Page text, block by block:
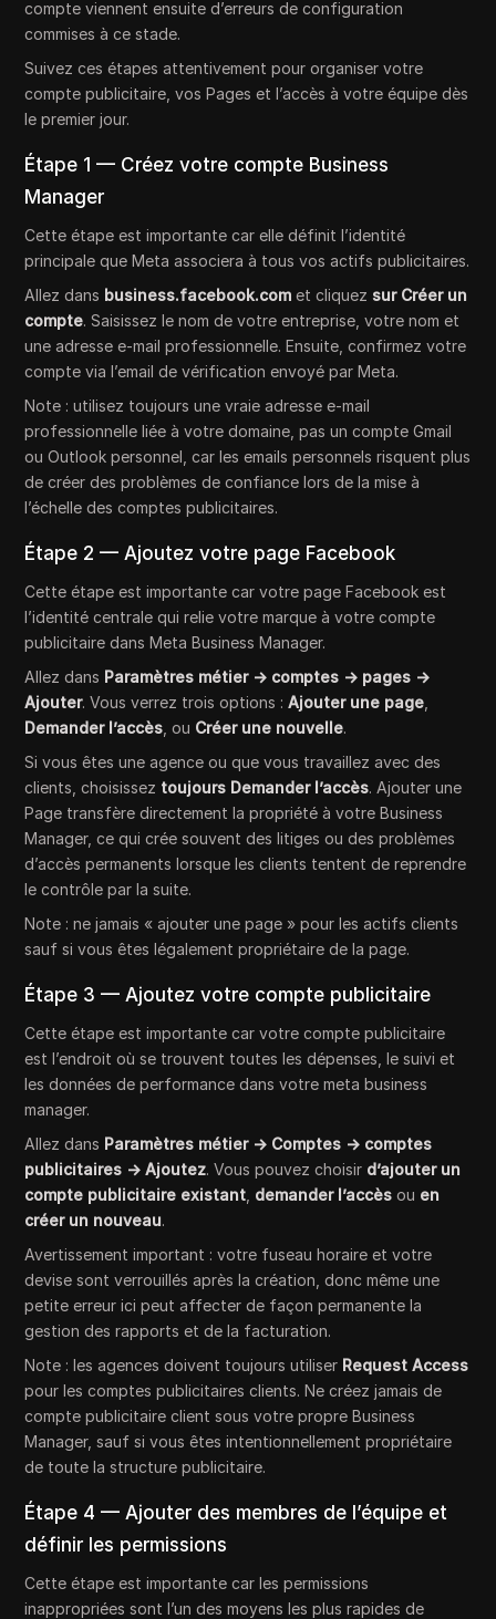
compte viennent ensuite d’erreurs de configuration
commises à ce stade.
Suivez ces étapes attentivement pour organiser votre
compte publicitaire, vos Pages et l’accès à votre équipe dès
le premier jour.
Étape 1 — Créez votre compte Business
Manager
Cette étape est importante car elle définit l’identité
principale que Meta associera à tous vos actifs publicitaires.
Allez dans business.facebook.com et cliquez sur Créer un
compte. Saisissez le nom de votre entreprise, votre nom et
une adresse e-mail professionnelle. Ensuite, confirmez votre
compte via l’email de vérification envoyé par Meta.
Note : utilisez toujours une vraie adresse e-mail
professionnelle liée à votre domaine, pas un compte Gmail
ou Outlook personnel, car les emails personnels risquent plus
de créer des problèmes de confiance lors de la mise à
l’échelle des comptes publicitaires.
Étape 2 — Ajoutez votre page Facebook
Cette étape est importante car votre page Facebook est
l’identité centrale qui relie votre marque à votre compte
publicitaire dans Meta Business Manager.
Allez dans Paramètres métier → comptes → pages →
Ajouter. Vous verrez trois options :Ajouter une page
Demander l’accès , ou Créer une nouvelle.
Si vous êtes une agence ou que vous travaillez avec des
clients, choisissez toujours Demander l’accès. Ajouter une
Page transfère directement la propriété à votre Business
Manager, ce qui crée souvent des litiges ou des problèmes
d’accès permanents lorsque les clients tentent de reprendre
le contrôle par la suite.
Note : ne jamais « ajouter une page » pour les actifs clients
sauf si vous êtes légalement propriétaire de la page.
Étape 3 — Ajoutez votre compte publicitaire
Cette étape est importante car votre compte publicitaire
est l’endroit où se trouvent toutes les dépenses, le suivi et
les données de performance dans votre meta business
manager.
Allez dans Paramètres métier → Comptes → comptes
publicitaires → Ajoutez. Vous pouvez choisir d’ajouter un
compte publicitaire existant demander l’accès ou en
créer un nouveau.
Avertissement important : votre fuseau horaire et votre
devise sont verrouillés après la création, donc même une
petite erreur ici peut affecter de façon permanente la
gestion des rapports et de la facturation.
Note : les agences doivent toujours utiliser Request Access
pour les comptes publicitaires clients. Ne créez jamais de
compte publicitaire client sous votre propre Business
Manager, sauf si vous êtes intentionnellement propriétaire
de toute la structure publicitaire.
Étape 4 — Ajouter des membres de l’équipe et
définir les permissions
Cette étape est importante car les permissions
inappropriées sont l’un des moyens les plus rapides de